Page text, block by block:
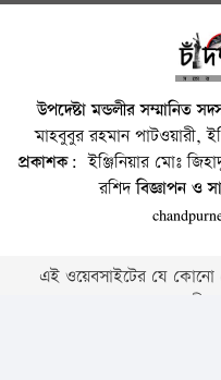
উপদেষ্টা মন্ডলীর সম্মানিত
মাহবুবুর রহমান পাটওয়ারী,
প্রকাশক: ইঞ্জিনিয়ার মোঃ
রশিদবিজ্ঞাপন ও
এই ওয়েবসাইটের যে কোনো